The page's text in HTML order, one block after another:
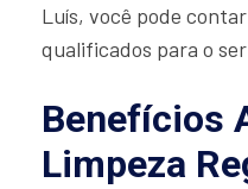
Luís, você pode
qualificados para o
Benefícios
Limpeza